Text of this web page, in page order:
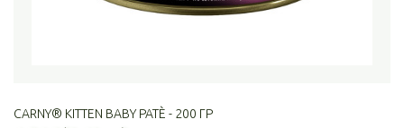
CARNY® KITTEN BABY PATÈ - 200 ГР